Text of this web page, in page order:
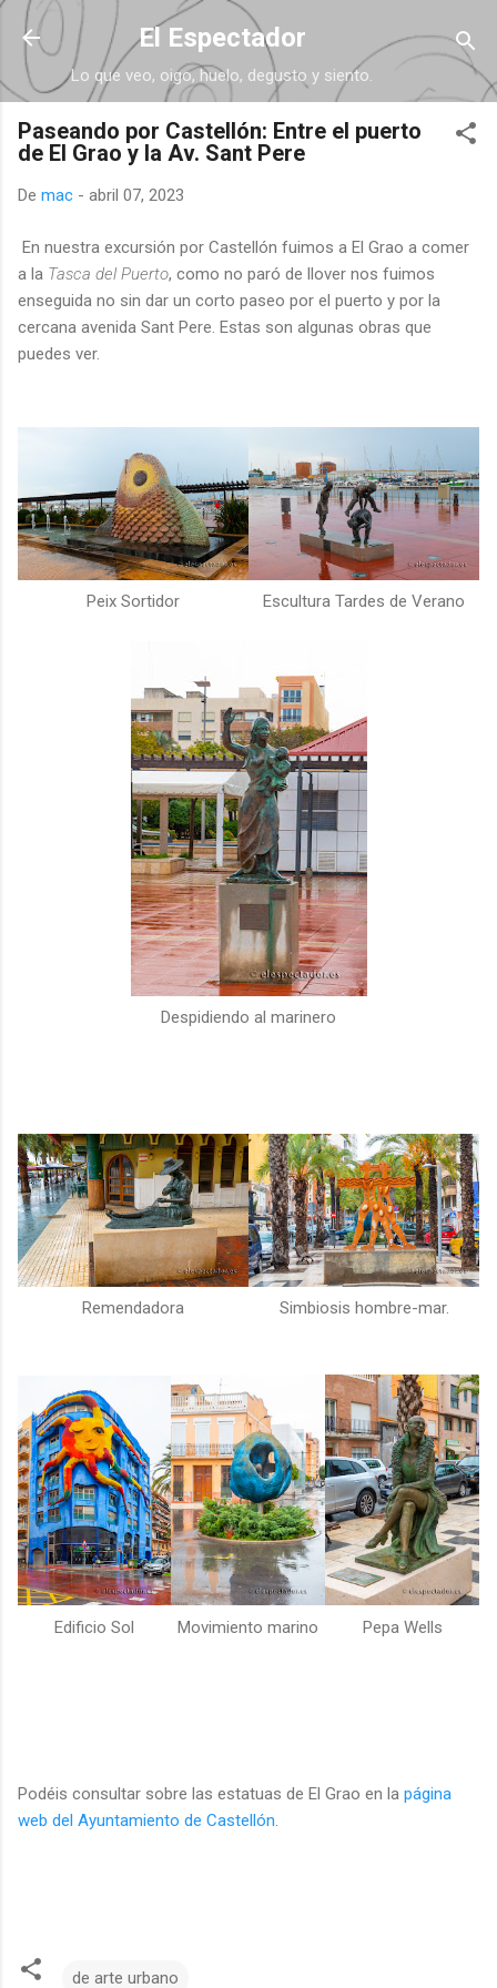
Ir al contenido principal
El Espectador
Lo que veo, oigo, huelo, degusto y siento.
Paseando por Castellón: Entre el puerto
de El Grao y la Av. Sant Pere
De mac - abril 07, 2023
En nuestra excursión por Castellón fuimos a El Grao a comer
a la Tasca del Puerto, como no paró de llover nos fuimos
enseguida no sin dar un corto paseo por el puerto y por la
cercana avenida Sant Pere. Estas son algunas obras que
puedes ver.
Peix Sortidor Escultura Tardes de Verano
Despidiendo al marinero
Remendadora Simbiosis hombre-mar.
Edificio Sol Movimiento marino Pepa Wells
Podéis consultar sobre las estatuas de El Grao en la página
web del Ayuntamiento de Castellón
de arte urbano